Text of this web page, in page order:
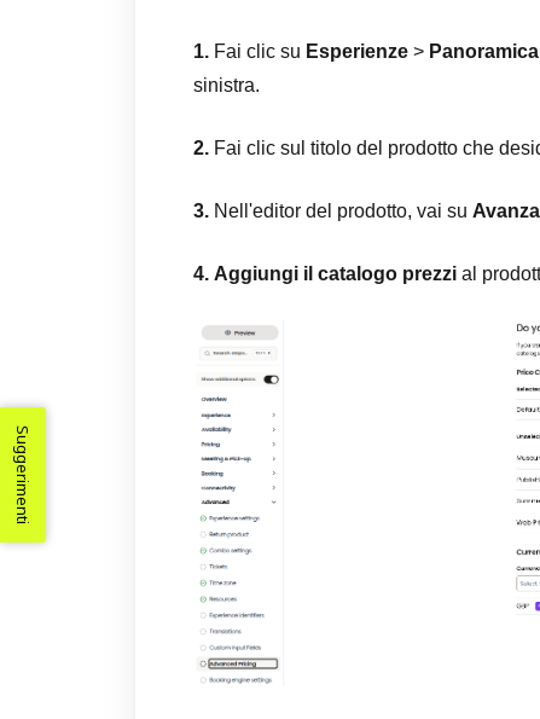
1. Fai clic su Esperienze >
sinistra.
2. Fai clic sul titolo del prodotto che
3. Nell'editor del prodotto, vai su
4. Aggiungi il catalogo prezzi al
Suggerimenti